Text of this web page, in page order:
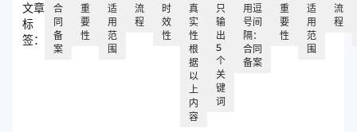
文章
标
签：
合
同
备
案
重
要
性
适
用
范
围
流
程
时
效
性
真
实
性
根
据
以
上
内
容
只
输
出
5
个
关
键
词
用逗
号间
隔：
合同
备案
重
要
性
适
用
范
围
流
程